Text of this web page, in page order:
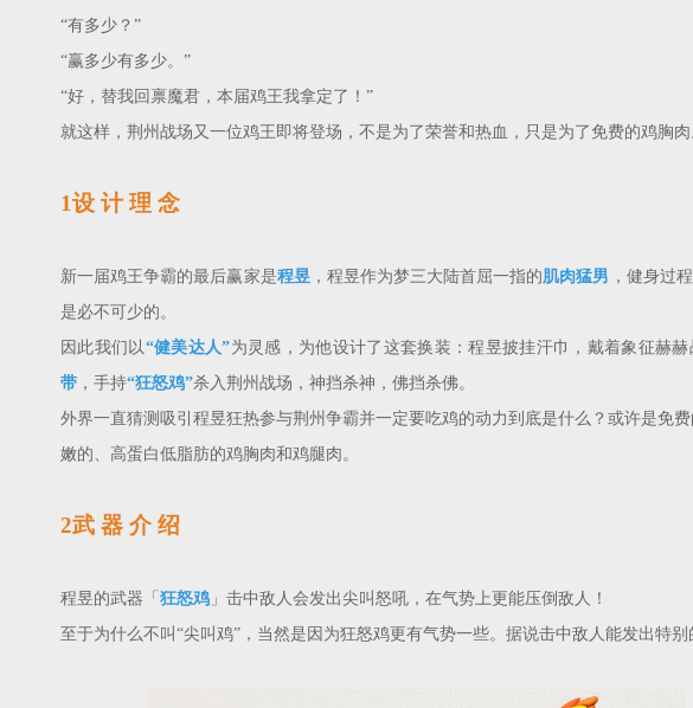
“有多少？”
“赢多少有多少。”
“好，替我回禀魔君，本届鸡王我拿定了！”
就这样，荆州战场又一位鸡王即将登场，不是为了荣誉和热血，只是为了免费的鸡胸肉
1设 计 理 念
新一届鸡王争霸的最后赢家是程昱，程昱作为梦三大陆首屈一指的肌肉猛男 ，健身过
是必不可少的。
因此我们以“健美达人”为灵感，为他设计了这套换装：程昱披挂汗巾，戴着象征赫赫
带 ，手持“狂怒鸡”杀入荆州战场，神挡杀神，佛挡杀佛。
外界一直猜测吸引程昱狂热参与荆州争霸并一定要吃鸡的动力到底是什么？或许是免费
嫩的、高蛋白低脂肪的鸡胸肉和鸡腿肉。
2武 器 介 绍
程昱的武器「 狂怒鸡 」击中敌人会发出尖叫怒吼，在气势上更能压倒敌人！
至于为什么不叫“尖叫鸡”，当然是因为狂怒鸡更有气势一些。据说击中敌人能发出特别